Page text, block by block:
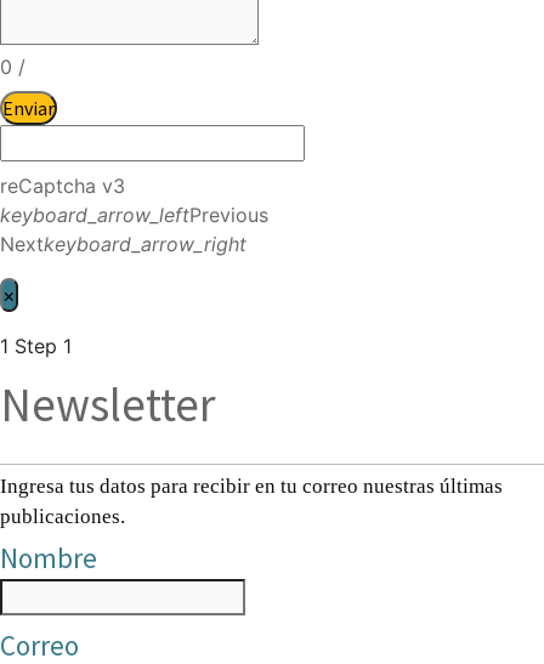
0 /
Enviar
reCaptcha v3
keyboard_arrow_leftPrevious
Nextkeyboard_arrow_right
×
1 Step 1
Newsletter
Ingresa tus datos para recibir en tu correo nuestras últimas
publicaciones.
Nombre
Correo